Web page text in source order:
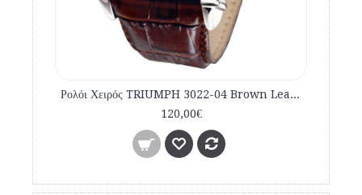
Ρολόι Χειρός TRIUMPH 3022-04 Brown Leather Strap
120,00€